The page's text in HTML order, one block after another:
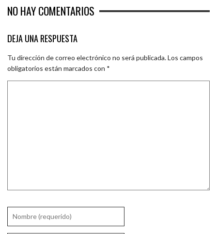
NO HAY COMENTARIOS
DEJA UNA RESPUESTA
Tu dirección de correo electrónico no será publicada.Los campos
obligatorios están marcados con *